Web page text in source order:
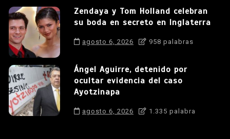
Zendaya y Tom Holland celebran
su boda en secreto en Inglaterra
agosto 6, 2026 958 palabras
Ángel Aguirre, detenido por
ocultar evidencia del caso
Ayotzinapa
agosto 6, 2026 1.335 palabra